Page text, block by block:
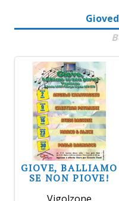
GIOVE, BALLIAMO
SE NON PIOVE!